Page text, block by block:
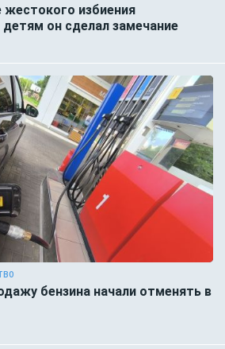
избиения
он сделал замечание
бензина начали отменять в